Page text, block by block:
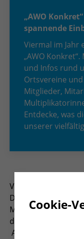
„AWO
spannende
Viermal im Jahr
„AWO
und Infos rund
Ortsvereine
Mitglieder,
Entdecke, was
unserer
Viermal im Jahr
Das Heft informiert
Multiplikator*innen
des Kreisverbandes
AWO-Treffs.
Cookie-